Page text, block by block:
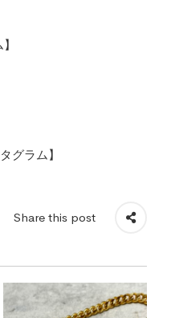
グラム】
Share this post